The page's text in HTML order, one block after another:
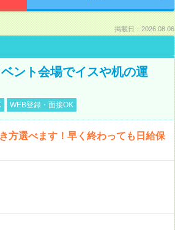
掲載日：2026.08.06
ント会場でイスや机の運
WEB登録・面接OK
方選べます！早く終わっても日給保